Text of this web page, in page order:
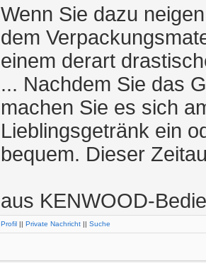
Wenn Sie dazu
dem
einem derart
... Nachdem Sie das
machen Sie es sich
Lieblingsgetränk ein
bequem. Dieser
aus KENWOOD-
Profil || Private Nachricht || Suche